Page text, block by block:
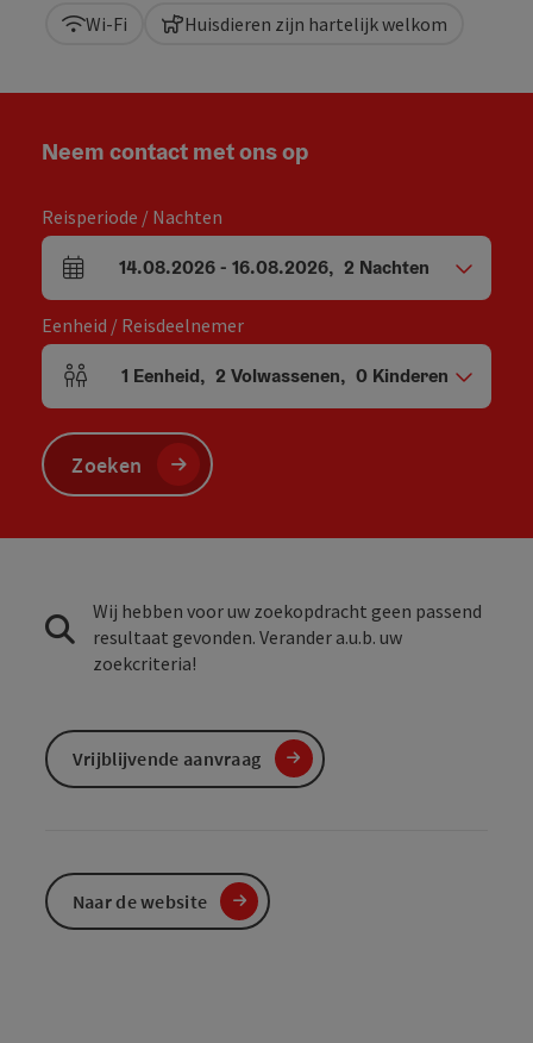
Wi-Fi Huisdieren zijn hartelijk welkom
Neem contact met ons op
Reisperiode / Nachten
Velden voor aankomst en vertrek
14.08.2026- 16.08.2026, 2 Nachten
Eenheid / Reisdeelnemer
Aantal eenheden en persoonsvelden
1 Eenheid, 2 Volwassenen, 0 Kinderen
Zoeken
Wij hebben voor uw zoekopdracht geen passend
resultaat gevonden. Verander a.u.b. uw
zoekcriteria!
Vrijblijvende aanvraag
Naar de website